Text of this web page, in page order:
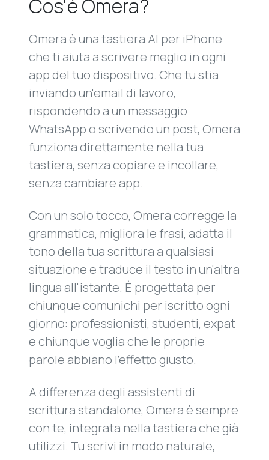
Cos'è Omera?
Omera è una tastiera AI per iPhone
che ti aiuta a scrivere meglio in ogni
app del tuo dispositivo. Che tu stia
inviando un'email di lavoro,
rispondendo a un messaggio
WhatsApp o scrivendo un post, Omera
funziona direttamente nella tua
tastiera, senza copiare e incollare,
senza cambiare app.
Con un solo tocco, Omera corregge la
grammatica, migliora le frasi, adatta il
tono della tua scrittura a qualsiasi
situazione e traduce il testo in un'altra
lingua all'istante. È progettata per
chiunque comunichi per iscritto ogni
giorno: professionisti, studenti, expat
e chiunque voglia che le proprie
parole abbiano l'effetto giusto.
A differenza degli assistenti di
scrittura standalone, Omera è sempre
con te, integrata nella tastiera che già
utilizzi. Tu scrivi in modo naturale,